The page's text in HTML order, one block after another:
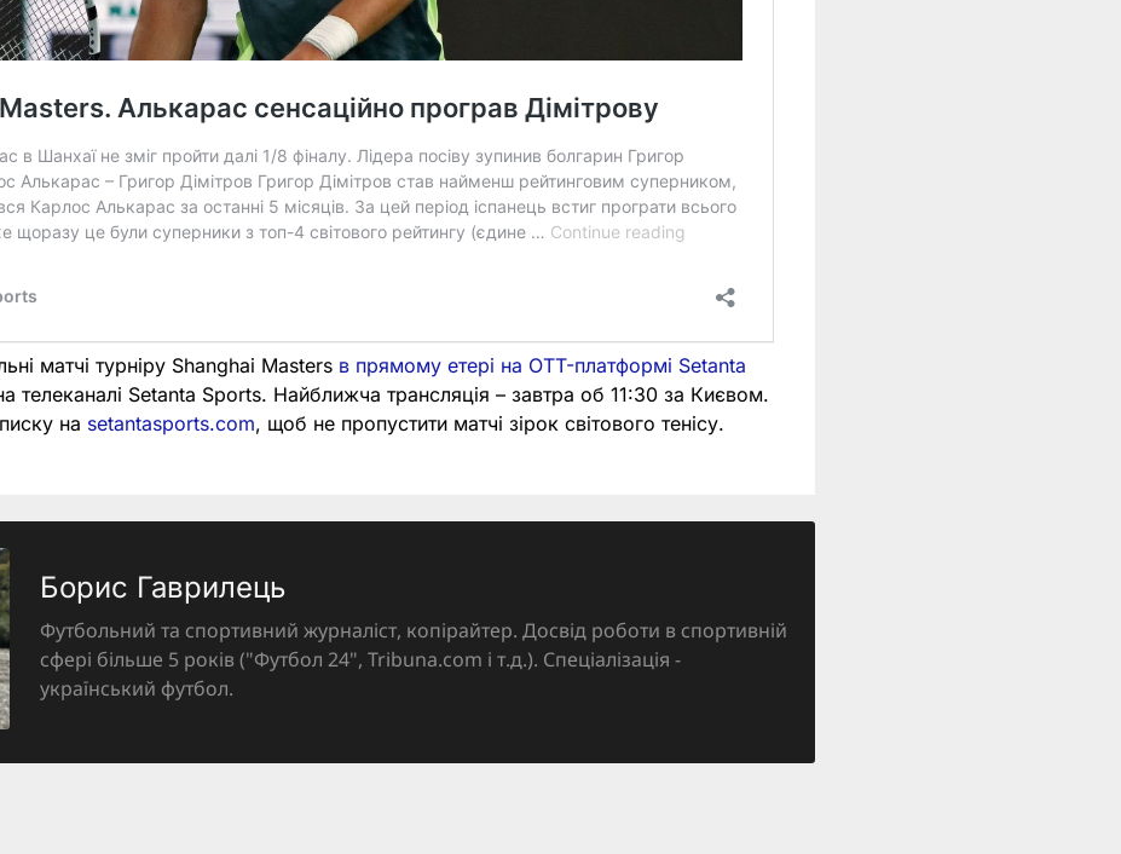
матчі турніру Shanghai Masters в прямому етері на OTT-платформі Setanta
телеканалі Setanta Sports. Найближча трансляція – завтра об 11:30 за Києвом.
на setantasports.com, щоб не пропустити матчі зірок світового тенісу.
Борис Гаврилець
Футбольний та спортивний журналіст, копірайтер. Досвід роботи в спортивній
сфері більше 5 років ("Футбол 24", Tribuna.com і т.д.). Спеціалізація -
український футбол.